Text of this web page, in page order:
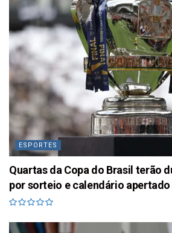
ESPORTES
Quartas da Copa do Brasil terão
por sorteio e calendário apertado